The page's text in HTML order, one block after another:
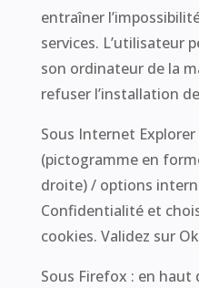
entraîner
services. L’utilisateur
son ordinateur de la
refuser l’installation
Sous Internet
(pictogramme en
droite) / options
Confidentialité et
cookies. Validez sur
Sous Firefox : en haut